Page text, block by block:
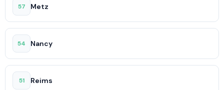
57 Metz
54 Nancy
51 Reims